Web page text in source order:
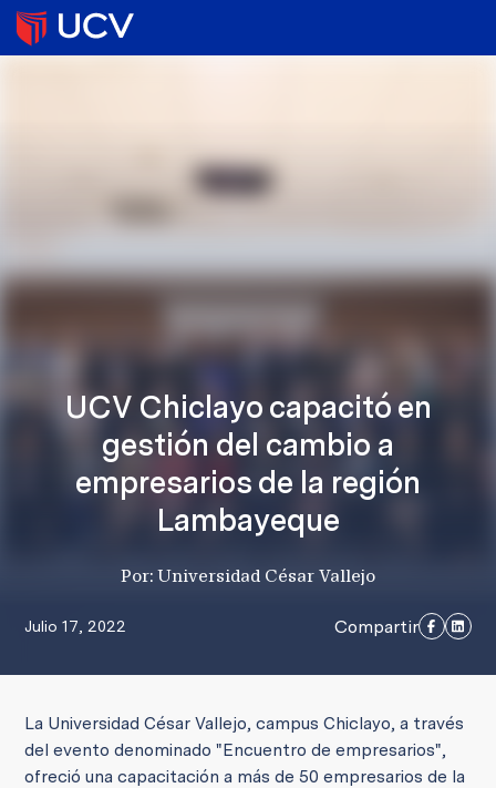
UCV Chiclayo capacitó en
gestión del cambio a
empresarios de la región
Lambayeque
Por: Universidad César Vallejo
Julio 17, 2022 Compartir
La Universidad César Vallejo, campus Chiclayo, a través
del evento denominado "Encuentro de empresarios",
ofreció una capacitación a más de 50 empresarios de la